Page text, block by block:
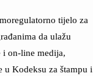
tijelo za
da ulažu
i on-line medija,
u Kodeksu za štampu i